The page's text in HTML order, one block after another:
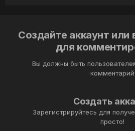
Создайте аккаунт или
для
Вы должны быть
комментарий
Создать
Зарегистрируйтесь для
просто!